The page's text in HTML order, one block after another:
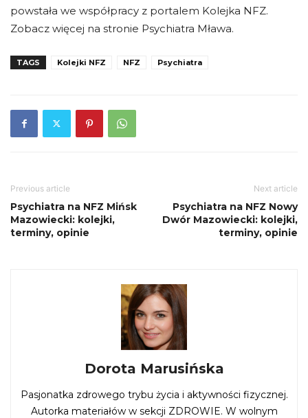
powstała we współpracy z portalem Kolejka NFZ.
Zobacz więcej na stronie Psychiatra Mława.
TAGS Kolejki NFZ NFZ Psychiatra
Previous article
Psychiatra na NFZ Mińsk
Mazowiecki: kolejki,
terminy, opinie
Next article
Psychiatra na NFZ Nowy
Dwór Mazowiecki: kolejki,
terminy, opinie
Dorota Marusińska
Pasjonatka zdrowego trybu życia i aktywności fizycznej.
Autorka materiałów w sekcji ZDROWIE. W wolnym